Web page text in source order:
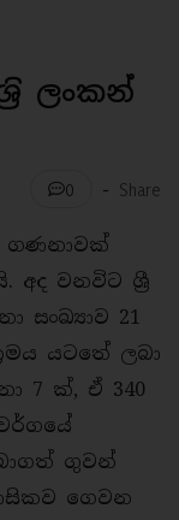
ලංකන්
0 - Share
ගණනාවක්
අද වනවිට ශ්‍රී
සංඛ්‍යාව 21
යටතේ ලබා
7 ක්, ඒ 340
ගුවන්
ගෙවන